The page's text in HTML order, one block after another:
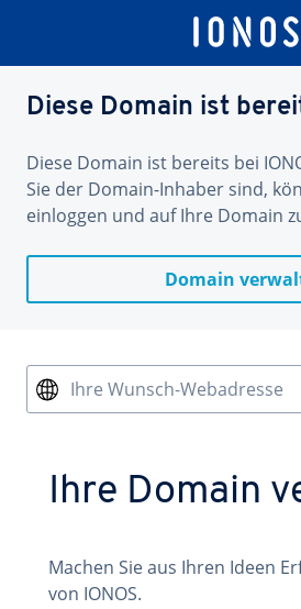
Diese Domain ist
Diese Domain ist bereits bei
Sie der Domain-Inhaber sind,
einloggen und auf Ihre Domain
Domain
Ihre Wunsch-Webadresse
Ihre Domain
Machen Sie aus Ihren Ideen
von IONOS.